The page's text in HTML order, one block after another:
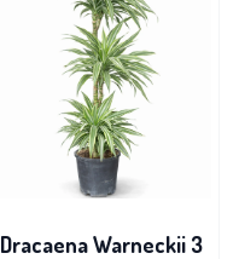
Dracaena Warneckii 3